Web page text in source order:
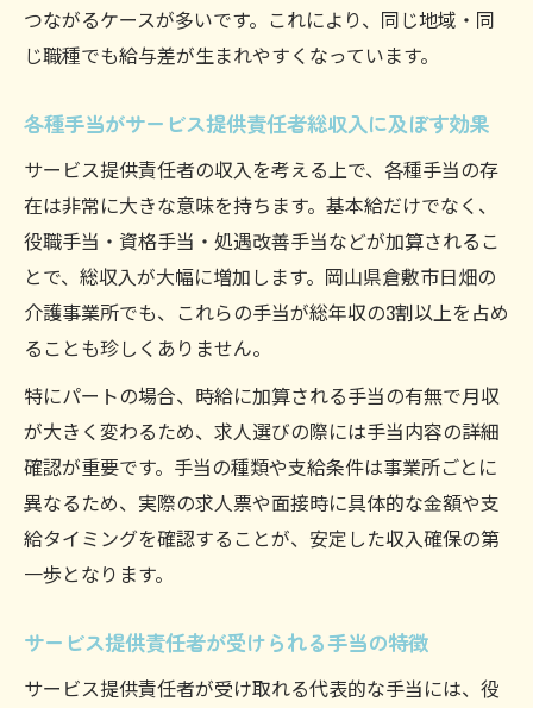
つながるケースが多いです。これにより、同じ地域・同
じ職種でも給与差が生まれやすくなっています。
各種手当がサービス提供責任者総収入に及ぼす効果
サービス提供責任者の収入を考える上で、各種手当の存
在は非常に大きな意味を持ちます。基本給だけでなく、
役職手当・資格手当・処遇改善手当などが加算されるこ
とで、総収入が大幅に増加します。岡山県倉敷市日畑の
介護事業所でも、これらの手当が総年収の3割以上を占め
ることも珍しくありません。
特にパートの場合、時給に加算される手当の有無で月収
が大きく変わるため、求人選びの際には手当内容の詳細
確認が重要です。手当の種類や支給条件は事業所ごとに
異なるため、実際の求人票や面接時に具体的な金額や支
給タイミングを確認することが、安定した収入確保の第
一歩となります。
サービス提供責任者が受けられる手当の特徴
サービス提供責任者が受け取れる代表的な手当には、役